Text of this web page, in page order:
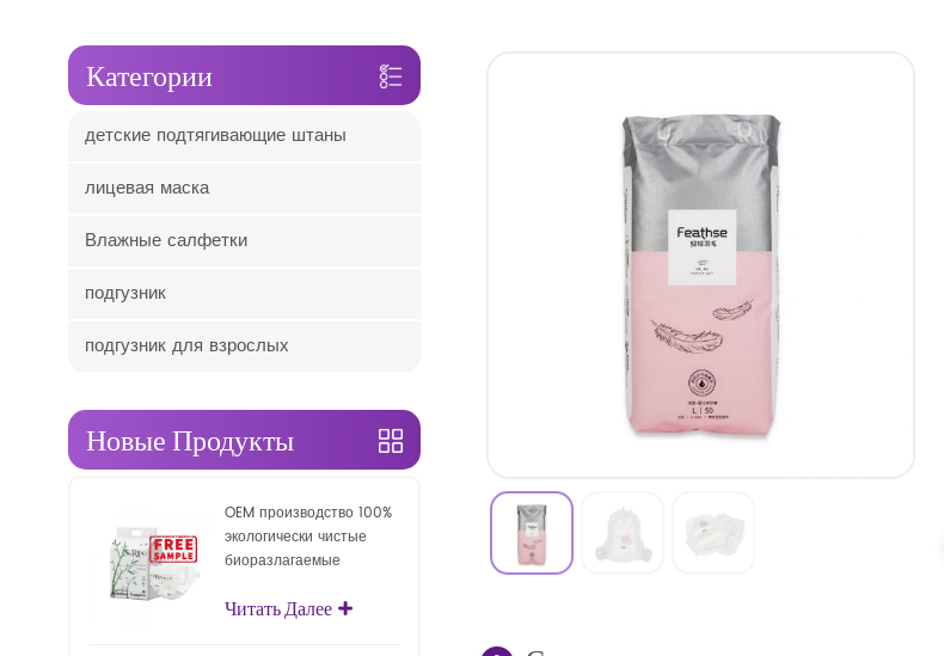
Категории
детские подтягивающие штаны
лицевая маска
Влажные салфетки
подгузник
подгузник для взрослых
Новые Продукты
OEM производство 100%
экологически чистые
биоразлагаемые
подгузники с
Читать Далее